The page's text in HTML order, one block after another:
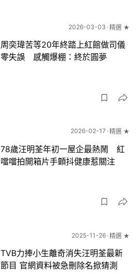
2026-03-03 精選 ★
周奕瑋苦等20年終踏上紅館做司儀
零失誤 感觸爆棚：終於圓夢
2026-02-17 精選 ★
78歲汪明荃年初一屋企最熱鬧 紅
噹噹拍開箱片手顫抖健康惹關注
2025-11-26 精選 ★
TVB力捧小生離奇消失汪明荃最新
節目 官網資料被急刪除名掀猜測